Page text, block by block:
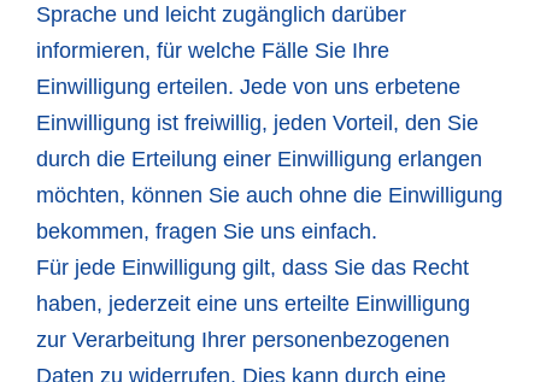
Sprache und leicht zugänglich darüber
informieren, für welche Fälle Sie Ihre
Einwilligung erteilen. Jede von uns erbetene
Einwilligung ist freiwillig, jeden Vorteil, den Sie
durch die Erteilung einer Einwilligung erlangen
möchten, können Sie auch ohne die Einwilligung
bekommen, fragen Sie uns einfach.
Für jede Einwilligung gilt, dass Sie das Recht
haben, jederzeit eine uns erteilte Einwilligung
zur Verarbeitung Ihrer personenbezogenen
Daten zu widerrufen. Dies kann durch eine